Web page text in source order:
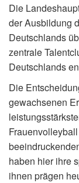
Die
der Ausbildung
Deutschlands
zentrale
Deutschlands
Die
gewachsenen
haben hier ihre
ihnen prägen